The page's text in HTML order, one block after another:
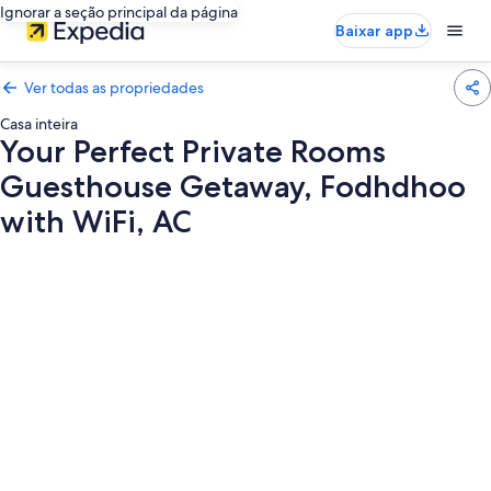
Ignorar a seção principal da página
Baixar app
Ver todas as propriedades
Casa inteira
Your Perfect Private Rooms
Guesthouse Getaway, Fodhdhoo
with WiFi, AC